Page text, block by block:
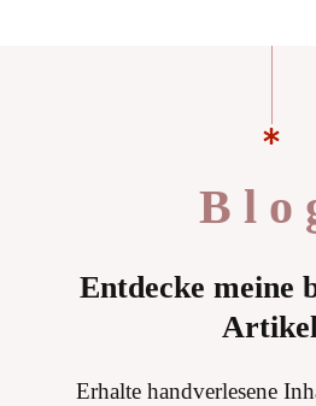
Entdecke meine
Erhalte handverlesene